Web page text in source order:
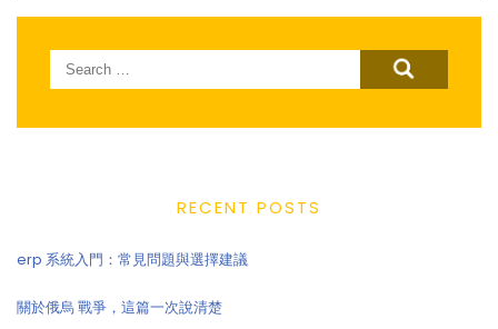
Search
for:
RECENT POSTS
erp 系統入門：常見問題與選擇建議
關於俄烏 戰爭，這篇一次說清楚